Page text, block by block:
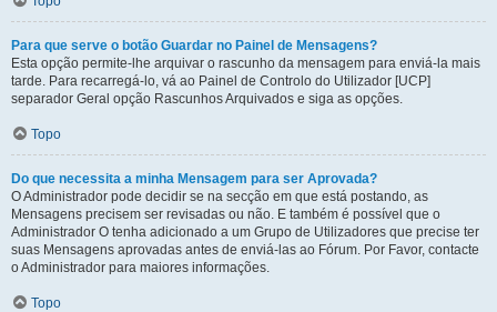
Para que serve o botão Guardar no Painel de Mensagens?
Esta opção permite-lhe arquivar o rascunho da mensagem para enviá-la mais
tarde. Para recarregá-lo, vá ao Painel de Controlo do Utilizador [UCP]
separador Geral opção Rascunhos Arquivados e siga as opções.
Topo
Do que necessita a minha Mensagem para ser Aprovada?
O Administrador pode decidir se na secção em que está postando, as
Mensagens precisem ser revisadas ou não. E também é possível que o
Administrador O tenha adicionado a um Grupo de Utilizadores que precise ter
suas Mensagens aprovadas antes de enviá-las ao Fórum. Por Favor, contacte
o Administrador para maiores informações.
Topo